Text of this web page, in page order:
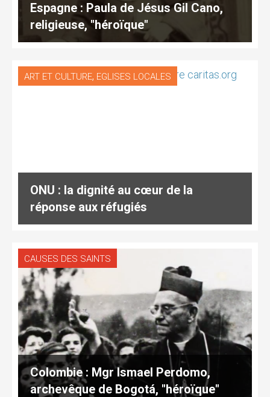
Espagne : Paula de Jésus Gil Cano,
religieuse, "héroïque"
ART ET CULTURE, EGLISES LOCALES
ONU : la dignité au cœur de la
réponse aux réfugiés
CAUSES DES SAINTS
Colombie : Mgr Ismael Perdomo,
archevêque de Bogotá, "héroïque"